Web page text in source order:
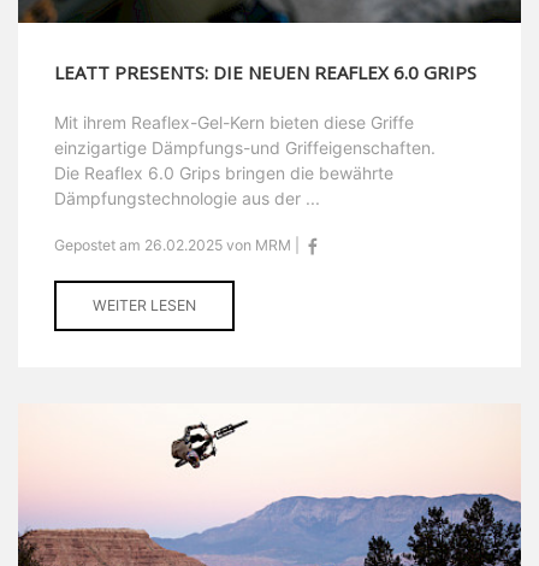
LEATT PRESENTS: DIE NEUEN REAFLEX 6.0 GRIPS
Mit ihrem Reaflex-Gel-Kern bieten diese Griffe
einzigartige Dämpfungs-und Griffeigenschaften.
Die Reaflex 6.0 Grips bringen die bewährte
Dämpfungstechnologie aus der ...
Gepostet am 26.02.2025 von MRM |
WEITER LESEN